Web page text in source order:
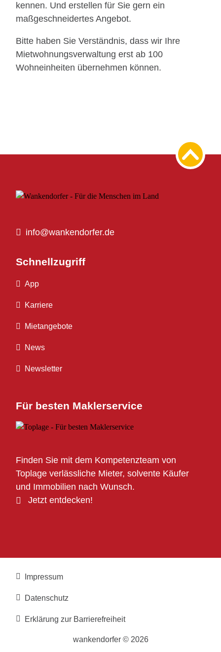
kennen. Und erstellen für Sie gern ein
maßgeschneidertes Angebot.
Bitte haben Sie Verständnis, dass wir Ihre
Mietwohnungsverwaltung erst ab 100
Wohneinheiten übernehmen können.
info@wankendorfer.de
Schnellzugriff
App
Karriere
Mietangebote
News
Newsletter
Für besten Maklerservice
Finden Sie mit dem Kompetenzteam von
Toplage verlässliche Mieter, solvente Käufer
und Immobilien nach Wunsch.
Jetzt entdecken!
wankendorfer © 2026
Impressum
Datenschutz
Erklärung zur Barrierefreiheit